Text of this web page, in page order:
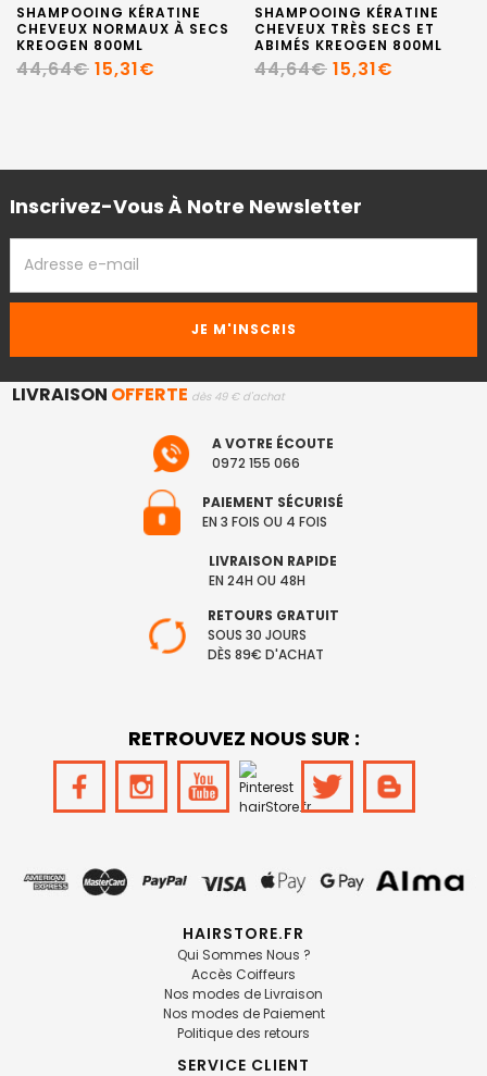
SHAMPOOING KÉRATINE
CHEVEUX NORMAUX À SECS
KREOGEN 800ML
44,64€ 15,31€
SHAMPOOING KÉRATINE
CHEVEUX TRÈS SECS ET
ABIMÉS KREOGEN 800ML
44,64€ 15,31€
Inscrivez-Vous À Notre Newsletter
EMAIL
LIVRAISON OFFERTE dès 49 € d'achat
A VOTRE ÉCOUTE
0972 155 066
PAIEMENT SÉCURISÉ
EN 3 FOIS OU 4 FOIS
LIVRAISON RAPIDE
EN 24H OU 48H
RETOURS GRATUIT
SOUS 30 JOURS
DÈS 89€ D'ACHAT
RETROUVEZ NOUS SUR :
HAIRSTORE.FR
Qui Sommes Nous ?
Accès Coiffeurs
Nos modes de Livraison
Nos modes de Paiement
Politique des retours
SERVICE CLIENT